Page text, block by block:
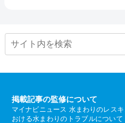
掲載記事の監修について
マイナビニュース 水まわりのレス
おける水まわりのトラブルについて